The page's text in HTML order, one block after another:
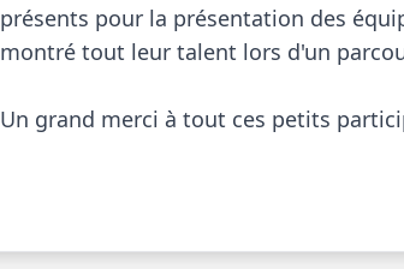
présents pour la présentation des
montré tout leur talent lors d'un
Un grand merci à tout ces petits